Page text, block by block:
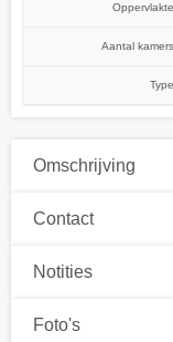
Oppervlakte
Aantal kamers
Type
Omschrijving
Contact
Notities
Foto's